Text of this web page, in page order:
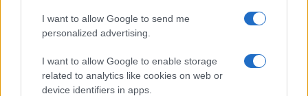
I want to allow Google to send me
personalized advertising.
I want to allow Google to enable storage
related to analytics like cookies on web or
device identifiers in apps.